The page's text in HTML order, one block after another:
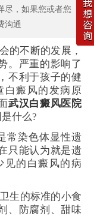
尽，如果您或者您
沟通
的不断的发展，
。严重的影响了
不利于孩子的健
白癜风的发病原
武汉白癜风医院
什么?
染色体显性遗
只能认为就是遗
见的白癜风的病
生的标准的小食
、防腐剂、甜味